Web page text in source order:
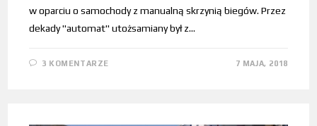
w oparciu o samochody z manualną skrzynią biegów. Przez
dekady "automat" utożsamiany był z…
3 KOMENTARZE 7 MAJA, 2018